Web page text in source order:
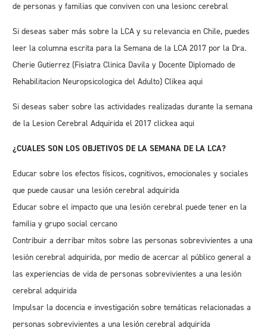
de personas y familias que conviven con una lesionc cerebral
Si deseas saber más sobre la LCA y su relevancia en Chile, puedes
leer la columna escrita para la Semana de la LCA 2017 por la Dra.
Cherie Gutierrez (Fisiatra Clinica Davila y Docente Diplomado de
Rehabilitacion Neuropsicologica del Adulto) Clikea aqui
Si deseas saber sobre las actividades realizadas durante la semana
de la Lesion Cerebral Adquirida el 2017 clickea aqui
¿CUALES SON LOS OBJETIVOS DE LA SEMANA DE LA LCA?
Educar sobre los efectos físicos, cognitivos, emocionales y sociales
que puede causar una lesión cerebral adquirida
Educar sobre el impacto que una lesión cerebral puede tener en la
familia y grupo social cercano
Contribuir a derribar mitos sobre las personas sobrevivientes a una
lesión cerebral adquirida, por medio de acercar al público general a
las experiencias de vida de personas sobrevivientes a una lesión
cerebral adquirida
Impulsar la docencia e investigación sobre temáticas relacionadas a
personas sobrevivientes a una lesión cerebral adquirida